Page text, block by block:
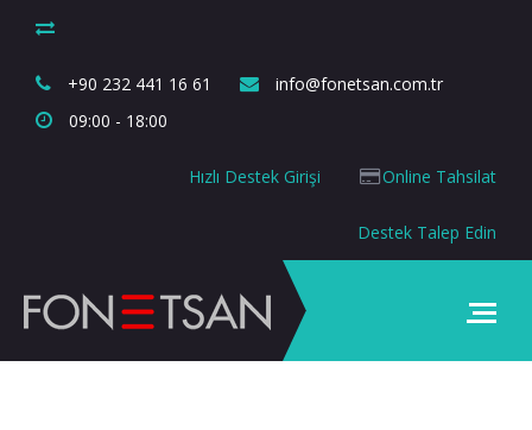
+90 232 441 16 61
info@fonetsan.com.tr
09:00 - 18:00
Online Tahsilat
Hızlı Destek Girişi
Destek Talep Edin